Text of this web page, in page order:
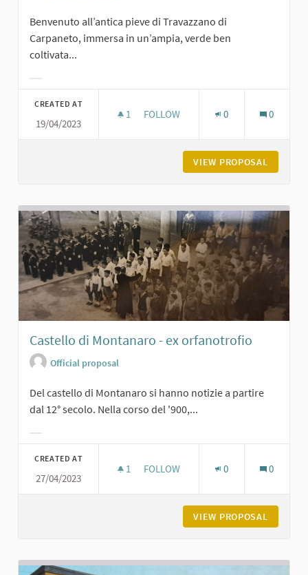
Benvenuto all’antica pieve di Travazzano di
Carpaneto, immersa in un’ampia, verde ben
coltivata...
CREATED AT
19/04/2023
1 1 FOLLOWER
FOLLOW 0 0
VIEW PROPOSAL
Castello di Montanaro - ex orfanotrofio
Official proposal
Del castello di Montanaro si hanno notizie a partire
dal 12° secolo. Nella corso del '900,...
CREATED AT
27/04/2023
1 1 FOLLOWER
FOLLOW 0 0
VIEW PROPOSAL